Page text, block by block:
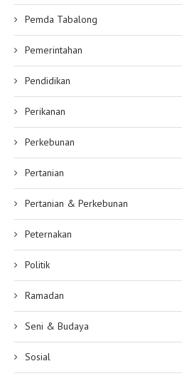
Pemda Tabalong
Pemerintahan
Pendidikan
Perikanan
Perkebunan
Pertanian
Pertanian & Perkebunan
Peternakan
Politik
Ramadan
Seni & Budaya
Sosial